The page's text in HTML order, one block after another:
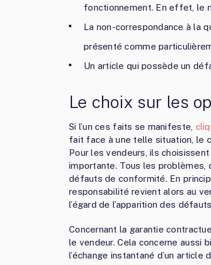
fonctionnement. En effet, le
La non-correspondance à la
présenté comme
Un article qui possède un
Le choix sur les
Si l’un ces faits se manifeste,
fait face à une telle situation, le
Pour les vendeurs, ils
importante. Tous les problèmes,
défauts de conformité. En
responsabilité revient alors au
l’égard de l’apparition des
Concernant la garantie
le vendeur. Cela concerne aussi
l’échange instantané d’un